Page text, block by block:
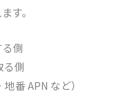
す。
側
る側
地番 APN など）